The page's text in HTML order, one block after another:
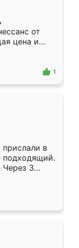
от
цена и
Приехавший
1
прислали в
подходящий.
Через 3